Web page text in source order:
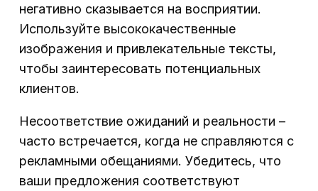
негативно сказывается на восприятии.
Используйте высококачественные
изображения и привлекательные тексты,
чтобы заинтересовать потенциальных
клиентов.
Несоответствие ожиданий и реальности –
часто встречается, когда не справляются с
рекламными обещаниями. Убедитесь, что
ваши предложения соответствуют